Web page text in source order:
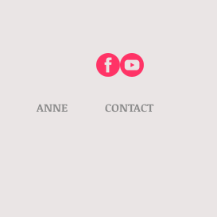
ANNE CONTACT